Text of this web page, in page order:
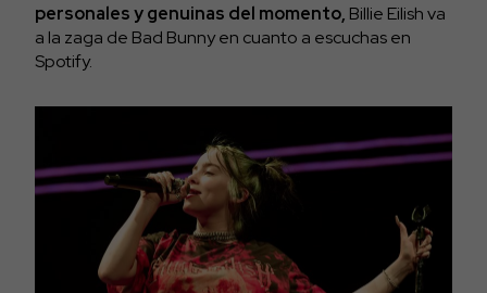
personales y genuinas del momento, Billie Eilish va
a la zaga de Bad Bunny en cuanto a escuchas en
Spotify.